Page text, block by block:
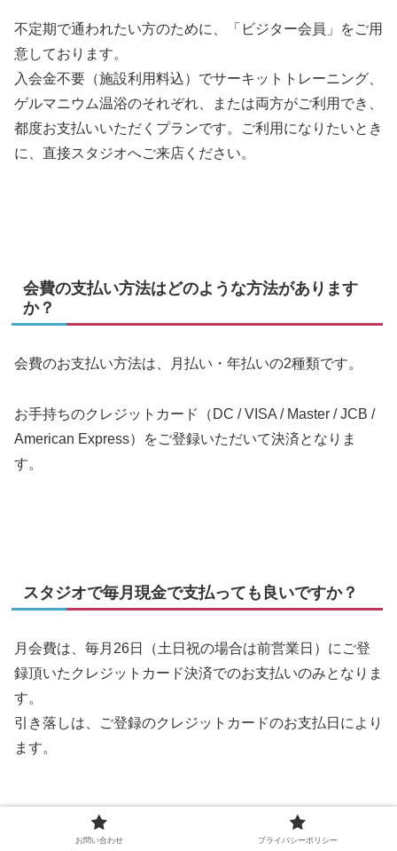
不定期で通われたい方のために、「ビジター会員」をご用
意しております。
入会金不要（施設利用料込）でサーキットトレーニング、
ゲルマニウム温浴のそれぞれ、または両方がご利用でき、
都度お支払いいただくプランです。ご利用になりたいとき
に、直接スタジオへご来店ください。
会費の支払い方法はどのような方法があります
か？
会費のお支払い方法は、月払い・年払いの2種類です。
お手持ちのクレジットカード（DC / VISA / Master / JCB /
American Express）をご登録いただいて決済となりま
す。
スタジオで毎月現金で支払っても良いですか？
月会費は、毎月26日（土日祝の場合は前営業日）にご登
録頂いたクレジットカード決済でのお支払いのみとなりま
す。
引き落しは、ご登録のクレジットカードのお支払日により
ます。
お問い合わせ プライバシーポリシー